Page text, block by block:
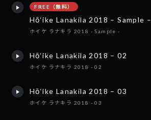
FREE（無料）
Hō‘ike Lanakila 2018 – Sample –
ホイケ ラナキラ 2018 - Sample -
Hō‘ike Lanakila 2018 – 02
ホイケ ラナキラ 2018 - 02
Hō‘ike Lanakila 2018 – 03
ホイケ ラナキラ 2018 - 03